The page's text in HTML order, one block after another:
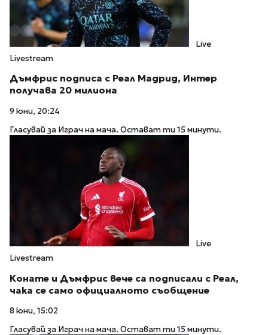
Live
Livestream
Дъмфрис подписа с Реал Мадрид, Интер
получава 20 милиона
9 юни, 20:24
Гласувай за Играч на мача. Остават ти 15 минути.
Live
Livestream
Конате и Дъмфрис вече са подписали с Реал,
чака се само официалното съобщение
8 юни, 15:02
Гласувай за Играч на мача. Остават ти 15 минути.